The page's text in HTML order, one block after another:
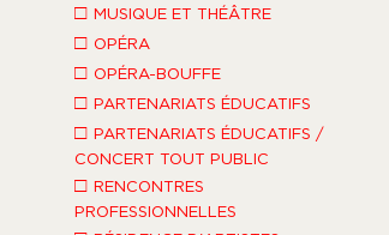
□ MUSIQUE ET THÉÂTRE
□ OPÉRA
□ OPÉRA-BOUFFE
□ PARTENARIATS ÉDUCATIFS
□ PARTENARIATS ÉDUCATIFS /
CONCERT TOUT PUBLIC
□ RENCONTRES
PROFESSIONNELLES